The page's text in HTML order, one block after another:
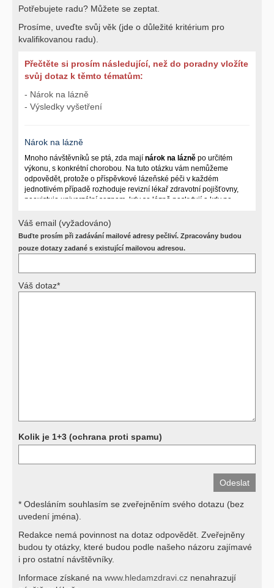
Potřebujete radu? Můžete se zeptat.
Prosíme, uveďte svůj věk (jde o důležité kritérium pro
kvalifikovanou radu).
Přečtěte si prosím následující, než do poradny vložíte
svůj dotaz k těmto tématům:
- Nárok na lázně
- Výsledky vyšetření
Nárok na lázně
Mnoho návštěvníků se ptá, zda mají nárok na lázně po určitém
výkonu, s konkrétní chorobou. Na tuto otázku vám nemůžeme
odpovědět, protože o příspěvkové lázeňské péči v každém
jednotlivém případě rozhoduje revizní lékař zdravotní pojišťovny,
neexistuje univerzální seznam, kdy se lázně poskytují a kdy ne.
postižení pacienta a dalších zdravotních okolnostech.
Požádejte svého ošetřujícího lékaře o návrh, který pak posoudí
příslušný revizní lékař. My vám spolehlivou odpověď dát
Výsledky vyšetření
Váš email (vyžadováno)
Buďte prosím při zadávání mailové adresy pečliví. Zpracovány budou
pouze dotazy zadané s existující mailovou adresou.
Váš dotaz*
Kolik je 1+3 (ochrana proti spamu)
* Odesláním souhlasím se zveřejněním svého dotazu (bez
uvedení jména).
Redakce nemá povinnost na dotaz odpovědět. Zveřejněny
budou ty otázky, které budou podle našeho názoru zajímavé
i pro ostatní návštěvníky.
Informace získané na www.hledamzdravi.cz nenahrazují